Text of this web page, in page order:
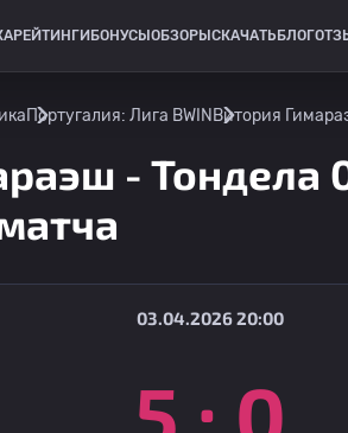
РЕЙТИНГИ БОНУСЫ ОБЗОРЫ СКАЧАТЬ БЛОГ
Португалия: Лига BWIN Витория
- Тондела
03.04.2026 20:00